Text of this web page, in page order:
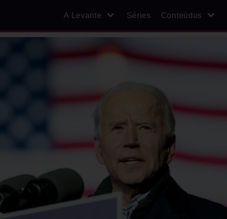
A Levante Séries Conteúdos